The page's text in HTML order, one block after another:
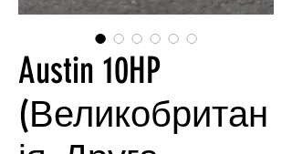
Austin 10HP
(Великобритан